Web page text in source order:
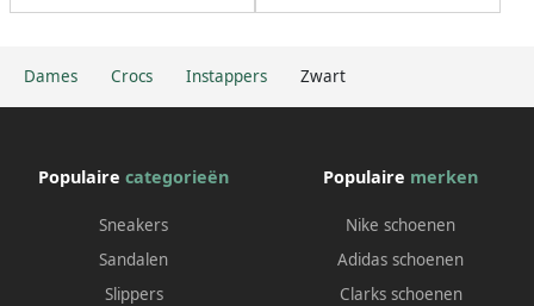
Dames Crocs Instappers Zwart
Populaire categorieën
Sneakers
Sandalen
Slippers
Populaire merken
Nike schoenen
Adidas schoenen
Clarks schoenen